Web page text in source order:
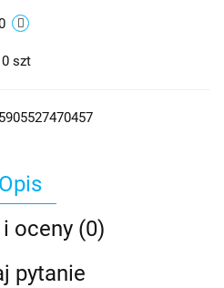
0 szt
5905527470457
Opis
oceny (0)
pytanie